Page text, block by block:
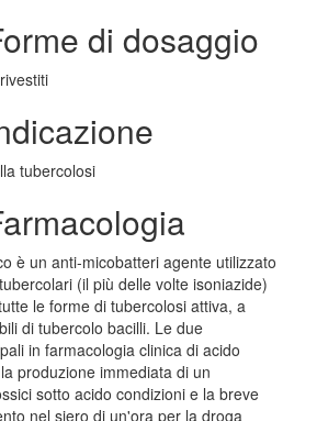
di dosaggio
tubercolosi
è un anti-micobatteri agente utilizzato
(il più delle volte isoniazide)
le forme di tubercolosi attiva, a
di tubercolo bacilli. Le due
in farmacologia clinica di acido
produzione immediata di un
sotto acido condizioni e la breve
nel siero di un'ora per la droga